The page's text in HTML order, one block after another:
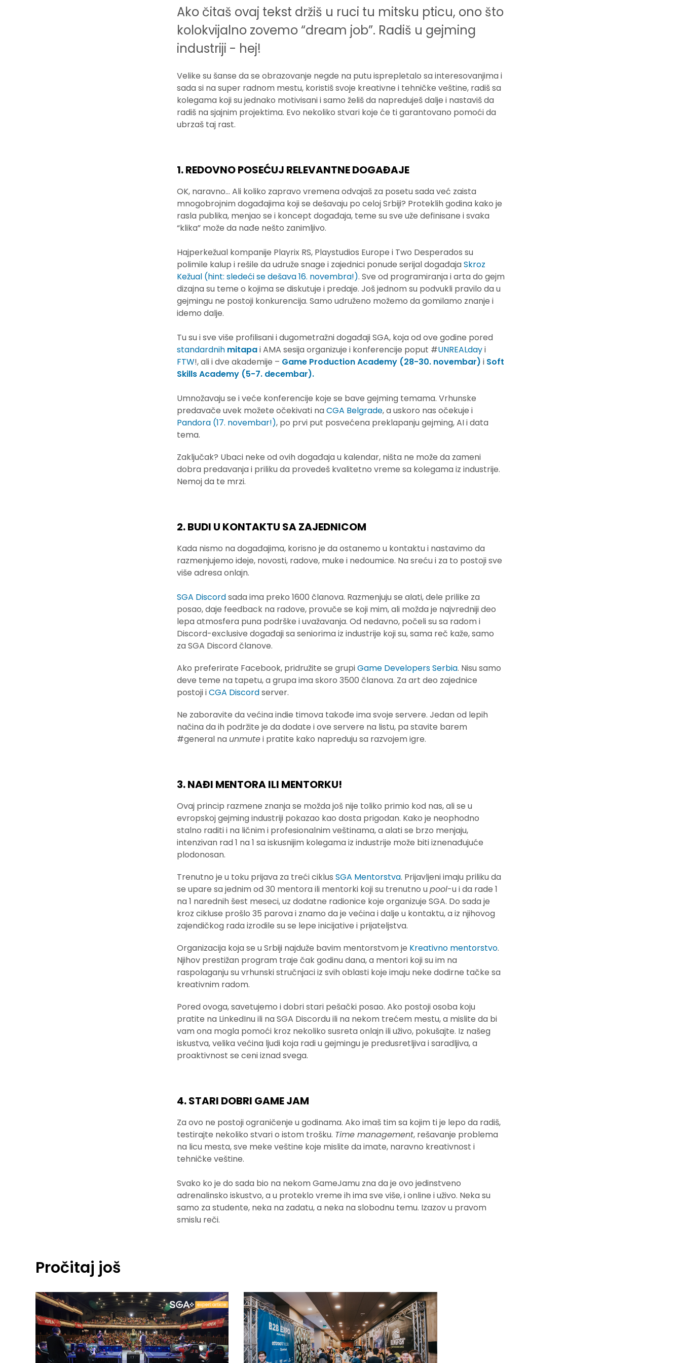
Ako čitaš ovaj tekst držiš u ruci tu mitsku pticu, ono što
kolokvijalno zovemo “dream job”. Radiš u gejming
industriji - hej!
Velike su šanse da se obrazovanje negde na putu isprepletalo sa interesovanjima i
sada si na super radnom mestu, koristiš svoje kreativne i tehničke veštine, radiš sa
kolegama koji su jednako motivisani i samo želiš da napreduješ dalje i nastaviš da
radiš na sjajnim projektima. Evo nekoliko stvari koje će ti garantovano pomoći da
ubrzaš taj rast.
1. REDOVNO POSEĆUJ RELEVANTNE DOGAĐAJE
OK, naravno… Ali koliko zapravo vremena odvajaš za posetu sada već zaista
mnogobrojnim događajima koji se dešavaju po celoj Srbiji? Proteklih godina kako je
rasla publika, menjao se i koncept događaja, teme su sve uže definisane i svaka
“klika” može da nađe nešto zanimljivo.
Hajperkežual kompanije Playrix RS, Playstudios Europe i Two Desperados su
polimile kalup i rešile da udruže snage i zajednici ponude serijal događajaSkroz
Kežual (hint: sledeći se dešava 16. novembra!). Sve od programiranja i arta do gejm
dizajna su teme o kojima se diskutuje i predaje. Još jednom su podvukli pravilo da u
gejmingu ne postoji konkurencija. Samo udruženo možemo da gomilamo znanje i
idemo dalje.
Tu su i sve više profilisani i dugometražni događaji SGA, koja od ove godine pored
standardnihmitapai AMA sesija organizuje i konferencije poput #UNREALdayi
FTW!, ali i dve akademije – Game Production Academy (28-30. novembar) i Soft
Skills Academy (5-7. decembar).
Umnožavaju se i veće konferencije koje se bave gejming temama. Vrhunske
predavače uvek možete očekivati naCGA Belgrade, a uskoro nas očekuje i
Pandora (17. novembar!), po prvi put posvećena preklapanju gejming, AI i data
tema.
Zaključak? Ubaci neke od ovih događaja u kalendar, ništa ne može da zameni
dobra predavanja i priliku da provedeš kvalitetno vreme sa kolegama iz industrije.
Nemoj da te mrzi.
2. BUDI U KONTAKTU SA ZAJEDNICOM
Kada nismo na događajima, korisno je da ostanemo u kontaktu i nastavimo da
razmenjujemo ideje, novosti, radove, muke i nedoumice. Na sreću i za to postoji sve
više adresa onlajn.
SGA Discordsada ima preko 1600 članova. Razmenjuju se alati, dele prilike za
posao, daje feedback na radove, provuče se koji mim, ali možda je najvredniji deo
lepa atmosfera puna podrške i uvažavanja. Od nedavno, počeli su sa radom i
Discord-exclusive događaji sa seniorima iz industrije koji su, sama reč kaže, samo
za SGA Discord članove.
Ako preferirate Facebook, pridružite se grupiGame Developers Serbia. Nisu samo
deve teme na tapetu, a grupa ima skoro 3500 članova. Za art deo zajednice
postoji iCGA Discordserver.
Ne zaboravite da većina indie timova takođe ima svoje servere. Jedan od lepih
načina da ih podržite je da dodate i ove servere na listu, pa stavite barem
#general na unmutei pratite kako napreduju sa razvojem igre.
3. NAĐI MENTORA ILI MENTORKU!
Ovaj princip razmene znanja se možda još nije toliko primio kod nas, ali se u
evropskoj gejming industriji pokazao kao dosta prigodan. Kako je neophodno
stalno raditi i na ličnim i profesionalnim veštinama, a alati se brzo menjaju,
intenzivan rad 1 na 1 sa iskusnijim kolegama iz industrije može biti iznenađujuće
plodonosan.
Trenutno je u toku prijava za treći ciklus SGA Mentorstva. Prijavljeni imaju priliku da
se upare sa jednim od 30 mentora ili mentorki koji su trenutno upool-u i da rade 1
na 1 narednih šest meseci, uz dodatne radionice koje organizuje SGA. Do sada je
kroz cikluse prošlo 35 parova i znamo da je većina i dalje u kontaktu, a iz njihovog
zajendičkog rada izrodile su se lepe inicijative i prijateljstva.
Organizacija koja se u Srbiji najduže bavim mentorstvom je Kreativno mentorstvo.
Njihov prestižan program traje čak godinu dana, a mentori koji su im na
raspolaganju su vrhunski stručnjaci iz svih oblasti koje imaju neke dodirne tačke sa
kreativnim radom.
Pored ovoga, savetujemo i dobri stari pešački posao. Ako postoji osoba koju
pratite na LinkedInu ili na SGA Discordu ili na nekom trećem mestu, a mislite da bi
vam ona mogla pomoći kroz nekoliko susreta onlajn ili uživo, pokušajte. Iz našeg
iskustva, velika većina ljudi koja radi u gejmingu je predusretljiva i saradljiva, a
proaktivnost se ceni iznad svega.
4. STARI DOBRI GAME JAM
Za ovo ne postoji ograničenje u godinama. Ako imaš tim sa kojim ti je lepo da radiš,
testirajte nekoliko stvari o istom trošku. Time management, rešavanje problema
na licu mesta, sve meke veštine koje mislite da imate, naravno kreativnost i
tehničke veštine.
Svako ko je do sada bio na nekom GameJamu zna da je ovo jedinstveno
adrenalinsko iskustvo, a u proteklo vreme ih ima sve više, i online i uživo. Neka su
samo za studente, neka na zadatu, a neka na slobodnu temu. Izazov u pravom
smislu reči.
Pročitaj još